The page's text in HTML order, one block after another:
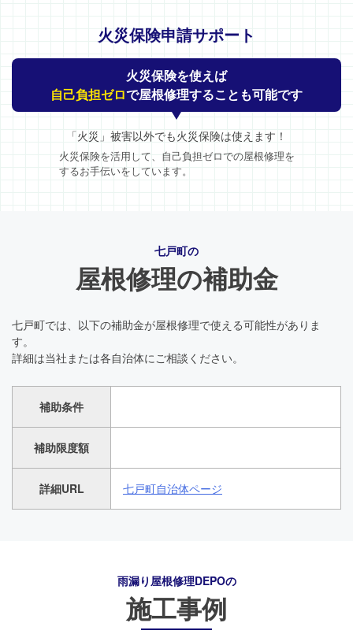
火災保険申請サポート
火災保険を使えば
自己負担ゼロで屋根修理することも可能です
「火災」被害以外でも火災保険は使えます！
火災保険を活用して、自己負担ゼロでの屋根修理を
するお手伝いをしています。
七戸町の
屋根修理の補助金
七戸町では、以下の補助金が屋根修理で使える可能性がありま
す。
詳細は当社または各自治体にご相談ください。
補助条件
補助限度額
詳細URL 七戸町自治体ページ
雨漏り屋根修理DEPOの
施工事例